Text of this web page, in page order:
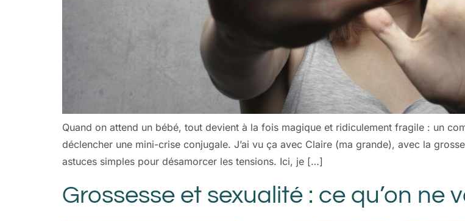
Quand on attend un bébé, tout devient à la fois magique et ridiculement fragile : un
déclencher une mini-crise conjugale. J’ai vu ça avec Claire (ma grande), avec la
astuces simples pour désamorcer les tensions. Ici, je […]
Grossesse et sexualité : ce qu’on ne